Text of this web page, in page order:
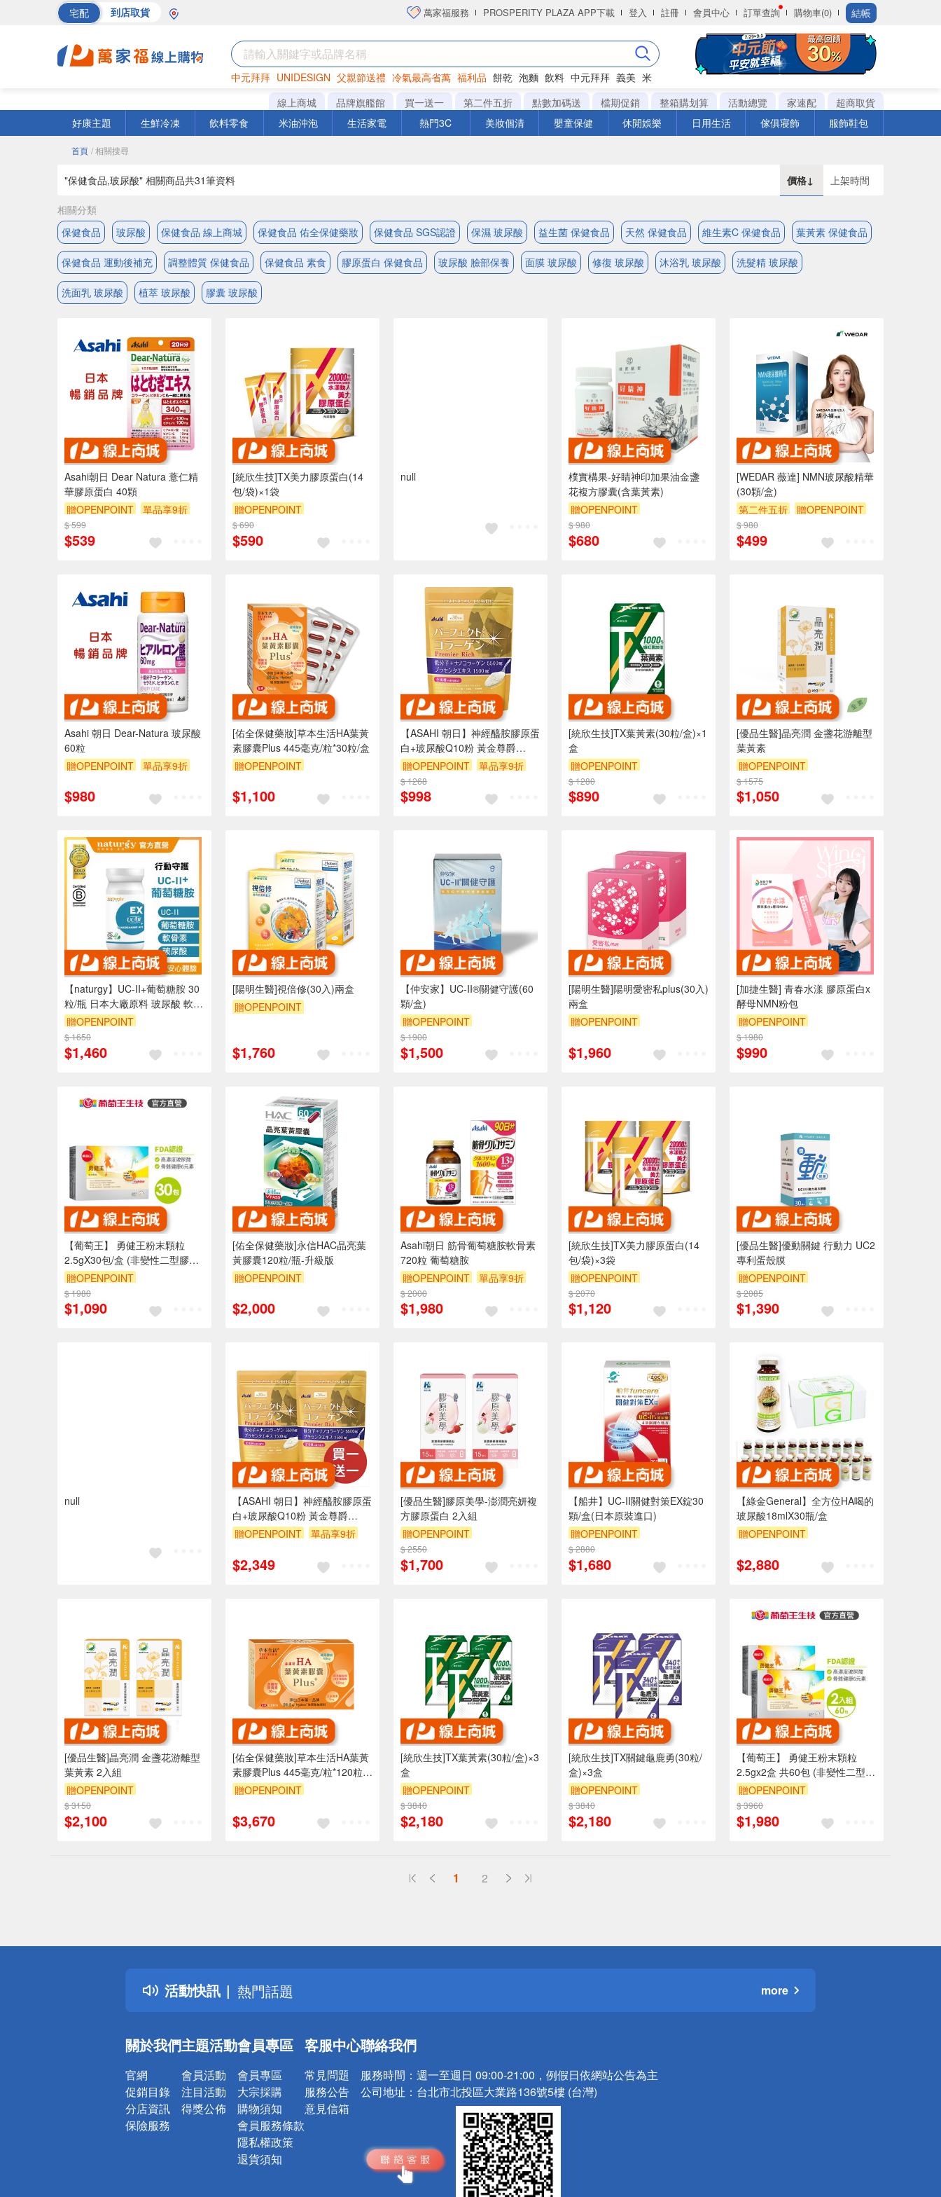
宅配 到店取貨 萬家福服務 PROSPERITY PLAZA APP下載 登入 註冊 會員中心 訂單查詢 購物車(0) 結帳
中元拜拜 UNIDESIGN 父親節送禮 冷氣最高省萬 福利品 餅乾 泡麵 飲料 中元拜拜 義美 米
罐頭 海苔 洋芋片
線上商城 品牌旗艦館 買一送一 第二件五折 點數加碼送 檔期促銷 整箱購划算 活動總覽 家速配
超商取貨
好康主題
生鮮冷凍 飲料零食 米油沖泡 生活家電 熱門3C 美妝個清 嬰童保健 休閒娛樂 日用生活 傢俱寢飾 服飾鞋包
首頁 / 相關搜尋
"保健食品,玻尿酸" 相關商品共31筆資料 價格↓ 上架時間
相關分類
保健食品
玻尿酸 保健食品 線上商城 保健食品 佑全保健藥妝 保健食品 SGS認證 保濕 玻尿酸 益生菌 保健食品 天然 保健食品 維生素C 保健食品 葉黃素 保健食品
保健食品 運動後補充 調整體質 保健食品 保健食品 素食 膠原蛋白 保健食品 玻尿酸 臉部保養 面膜 玻尿酸 修復 玻尿酸 沐浴乳 玻尿酸 洗髮精 玻尿酸
洗面乳 玻尿酸 植萃 玻尿酸 膠囊 玻尿酸
Asahi朝日 Dear Natura 薏仁精
華膠原蛋白 40顆
贈OPENPOINT
單品享9折
$ 599
$539
[統欣生技]TX美力膠原蛋白(14
包/袋)×1袋
贈OPENPOINT
$ 690
$590
null
樸實構果-好睛神印加果油金盞
花複方膠囊(含葉黃素)
贈OPENPOINT
$ 980
$680
[WEDAR 薇達] NMN玻尿酸精華
(30顆/盒)
第二件五折
贈OPENPOINT
$ 980
$499
Asahi 朝日 Dear-Natura 玻尿酸
60粒
贈OPENPOINT
單品享9折
$980
[佑全保健藥妝]草本生活HA葉黃
素膠囊Plus 445毫克/粒*30粒/盒
贈OPENPOINT
$1,100
【ASAHI 朝日】神經醯胺膠原蛋
白+玻尿酸Q10粉 黃金尊爵
228g/包
贈OPENPOINT 單品享9折
$ 1268
$998
[統欣生技]TX葉黃素(30粒/盒)×1
盒
贈OPENPOINT
$ 1280
$890
[優品生醫]晶亮潤 金盞花游離型
葉黃素
贈OPENPOINT
$ 1575
$1,050
【naturgy】UC-II+葡萄糖胺 30
粒/瓶 日本大廠原料 玻尿酸 軟骨
素 膠原蛋白
贈OPENPOINT
$ 1650
$1,460
[陽明生醫]視倍修(30入)兩盒
贈OPENPOINT
$1,760
【仲安家】UC-II®關健守護(60
顆/盒)
贈OPENPOINT
$ 1900
$1,500
[陽明生醫]陽明愛密私plus(30入)
兩盒
贈OPENPOINT
$1,960
[加捷生醫] 青春水漾 膠原蛋白x
酵母NMN粉包
贈OPENPOINT
$ 1980
$990
【葡萄王】 勇健王粉末顆粒
2.5gX30包/盒 (非變性二型膠原
蛋白 UC2 UC-II 玻尿酸 維生素
D3 鈣)
贈OPENPOINT
訂單滿1999享95折
$ 1980
$1,090
[佑全保健藥妝]永信HAC晶亮葉
黃膠囊120粒/瓶-升級版
贈OPENPOINT
$2,000
Asahi朝日 筋骨葡萄糖胺軟骨素
720粒 葡萄糖胺
贈OPENPOINT
單品享9折
$ 2000
$1,980
[統欣生技]TX美力膠原蛋白(14
包/袋)×3袋
贈OPENPOINT
$ 2070
$1,120
[優品生醫]優動關鍵 行動力 UC2
專利蛋殼膜
贈OPENPOINT
$ 2085
$1,390
null
【ASAHI 朝日】神經醯胺膠原蛋
白+玻尿酸Q10粉 黃金尊爵
228g/包 二入組
贈OPENPOINT 單品享9折
$2,349
[優品生醫]膠原美學-澎潤亮妍複
方膠原蛋白 2入組
贈OPENPOINT
$ 2550
$1,700
【船井】UC-II關健對策EX錠30
顆/盒(日本原裝進口)
贈OPENPOINT
$ 2880
$1,680
【綠金General】全方位HA喝的
玻尿酸18mlX30瓶/盒
贈OPENPOINT
$2,880
[優品生醫]晶亮潤 金盞花游離型
葉黃素 2入組
贈OPENPOINT
$ 3150
$2,100
[佑全保健藥妝]草本生活HA葉黃
素膠囊Plus 445毫克/粒*120粒/
盒
贈OPENPOINT
$3,670
[統欣生技]TX葉黃素(30粒/盒)×3
盒
贈OPENPOINT
$ 3840
$2,180
[統欣生技]TX關鍵龜鹿勇(30粒/
盒)×3盒
贈OPENPOINT
$ 3840
$2,180
【葡萄王】 勇健王粉末顆粒
2.5gx2盒 共60包 (非變性二型膠
原蛋白 UC2 UCII 玻尿酸 維生素
D3 鈣)
贈OPENPOINT
訂單滿1999享95折
$ 3960
$1,980
1 2
活動快訊
詐騙網頁！請小心！
得獎公告
熱門話題
銀行優惠
詐騙網頁！請小心！
more
關於我們
官網
促銷目錄
分店資訊
保險服務
主題活動
會員活動
注目活動
得獎公佈
會員專區
會員專區
大宗採購
購物須知
會員服務條款
隱私權政策
退貨須知
客服中心
常見問題
服務公告
意見信箱
聯絡我們
服務時間： 週一至週日 09:00-21:00，例假日依網站公告為主
公司地址： 台北市北投區大業路136號5樓 (台灣)